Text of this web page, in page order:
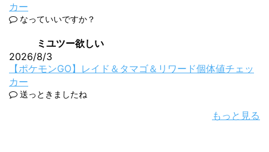
カー
なっていいですか？
ミユツー欲しい
2026/8/3
【ポケモンGO】レイド＆タマゴ＆リワード個体値チェッ
カー
送っときましたね
もっと見る